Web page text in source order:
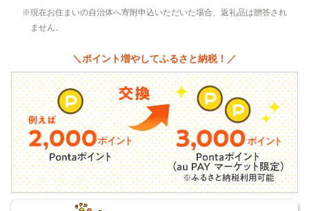
現在お住まいの自治体へ寄附申込いただいた場合、返礼品は贈答され
ません。
＼ポイント増やしてふるさと納税！／